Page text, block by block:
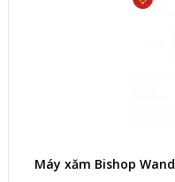
Máy xăm Bishop Wand